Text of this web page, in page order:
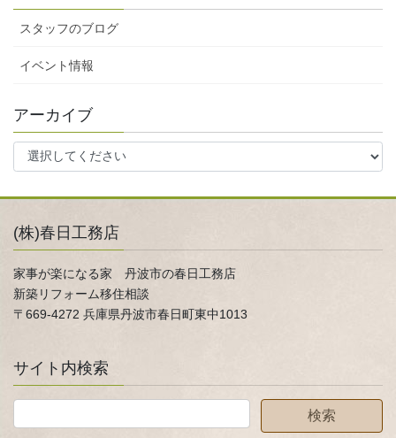
スタッフのブログ
イベント情報
アーカイブ
(株)春日工務店
家事が楽になる家 丹波市の春日工務店
新築リフォーム移住相談
〒669-4272 兵庫県丹波市春日町東中1013
サイト内検索